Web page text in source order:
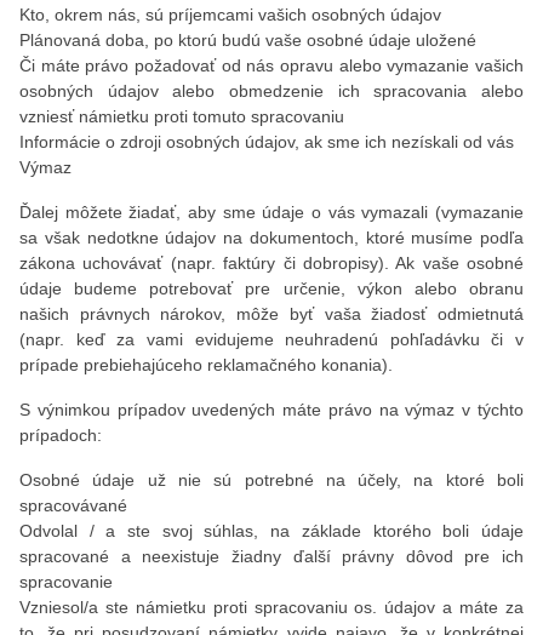
Kto, okrem nás, sú príjemcami vašich osobných údajov
Plánovaná doba, po ktorú budú vaše osobné údaje uložené
Či máte právo požadovať od nás opravu alebo vymazanie vašich
osobných údajov alebo obmedzenie ich spracovania alebo
vzniesť námietku proti tomuto spracovaniu
Informácie o zdroji osobných údajov, ak sme ich nezískali od vás
Výmaz
Ďalej môžete žiadať, aby sme údaje o vás vymazali (vymazanie
sa však nedotkne údajov na dokumentoch, ktoré musíme podľa
zákona uchovávať (napr. faktúry či dobropisy). Ak vaše osobné
údaje budeme potrebovať pre určenie, výkon alebo obranu
našich právnych nárokov, môže byť vaša žiadosť odmietnutá
(napr. keď za vami evidujeme neuhradenú pohľadávku či v
prípade prebiehajúceho reklamačného konania).
S výnimkou prípadov uvedených máte právo na výmaz v týchto
prípadoch:
Osobné údaje už nie sú potrebné na účely, na ktoré boli
spracovávané
Odvolal / a ste svoj súhlas, na základe ktorého boli údaje
spracované a neexistuje žiadny ďalší právny dôvod pre ich
spracovanie
Vzniesol/a ste námietku proti spracovaniu os. údajov a máte za